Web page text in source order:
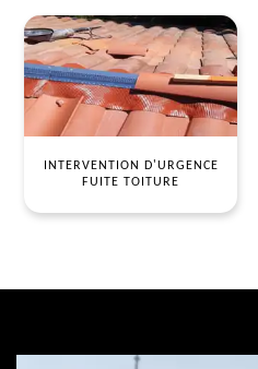
INTERVENTION D'URGENCE
FUITE TOITURE